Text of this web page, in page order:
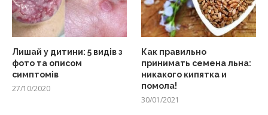
Лишай у дитини: 5 видів з
фото та описом
симптомів
27/10/2020
Как правильно
принимать семена льна:
никакого кипятка и
помола!
30/01/2021